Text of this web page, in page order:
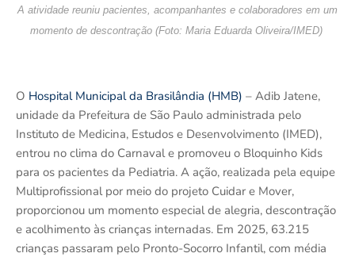
A atividade reuniu pacientes, acompanhantes e colaboradores em um
momento de descontração (Foto: Maria Eduarda Oliveira/IMED)
O Hospital Municipal da Brasilândia (HMB) – Adib Jatene,
unidade da Prefeitura de São Paulo administrada pelo
Instituto de Medicina, Estudos e Desenvolvimento (IMED),
entrou no clima do Carnaval e promoveu o Bloquinho Kids
para os pacientes da Pediatria. A ação, realizada pela equipe
Multiprofissional por meio do projeto Cuidar e Mover,
proporcionou um momento especial de alegria, descontração
e acolhimento às crianças internadas. Em 2025, 63.215
crianças passaram pelo Pronto-Socorro Infantil, com média